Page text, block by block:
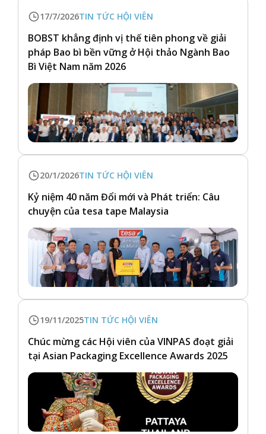
17/7/2026TIN TỨC HỘI VIÊN
BOBST khẳng định vị thế tiên phong về giải
pháp Bao bì bền vững ở Hội thảo Ngành Bao
Bì Việt Nam năm 2026
20/1/2026TIN TỨC HỘI VIÊN
Kỷ niệm 40 năm Đổi mới và Phát triển: Câu
chuyện của tesa tape Malaysia
19/11/2025TIN TỨC HỘI VIÊN
Chúc mừng các Hội viên của VINPAS đoạt giải
tại Asian Packaging Excellence Awards 2025